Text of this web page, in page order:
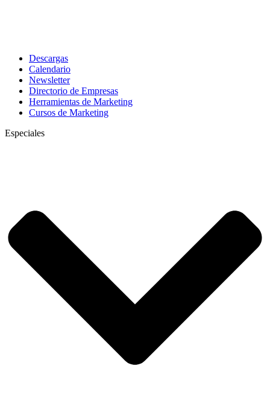
Descargas
Calendario
Newsletter
Directorio de Empresas
Herramientas de Marketing
Cursos de Marketing
Especiales